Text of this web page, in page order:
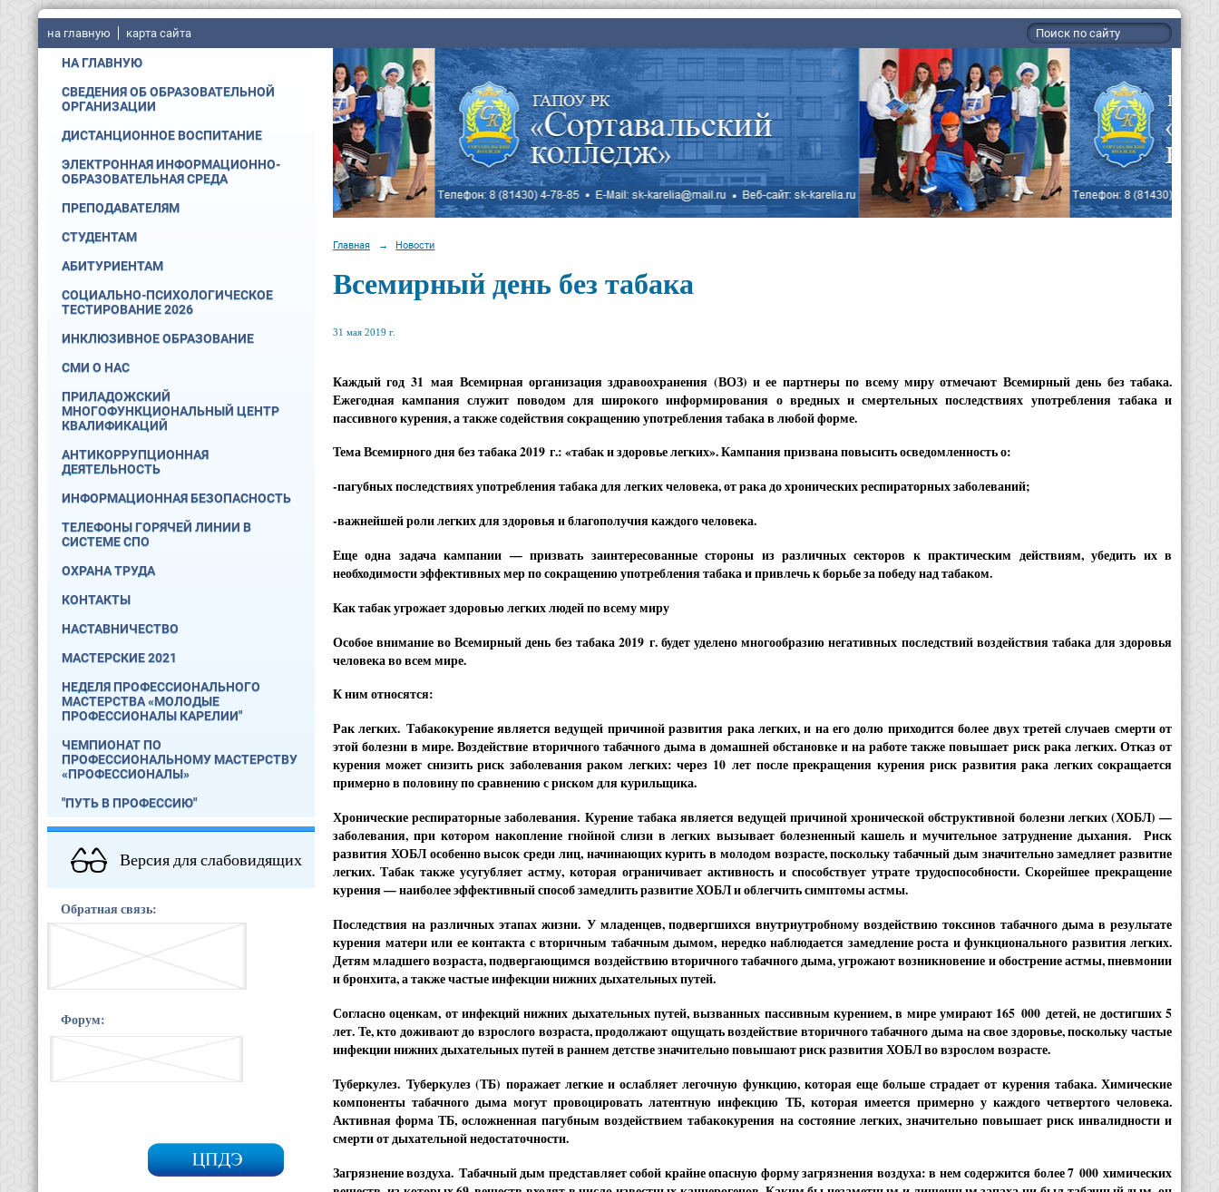
на главную карта сайта
НА ГЛАВНУЮ
СВЕДЕНИЯ ОБ ОБРАЗОВАТЕЛЬНОЙ
ОРГАНИЗАЦИИ
ДИСТАНЦИОННОЕ ВОСПИТАНИЕ
ЭЛЕКТРОННАЯ ИНФОРМАЦИОННО-
ОБРАЗОВАТЕЛЬНАЯ СРЕДА
ПРЕПОДАВАТЕЛЯМ
СТУДЕНТАМ
АБИТУРИЕНТАМ
СОЦИАЛЬНО-ПСИХОЛОГИЧЕСКОЕ
ТЕСТИРОВАНИЕ 2026
ИНКЛЮЗИВНОЕ ОБРАЗОВАНИЕ
СМИ О НАС
ПРИЛАДОЖСКИЙ
МНОГОФУНКЦИОНАЛЬНЫЙ ЦЕНТР
КВАЛИФИКАЦИЙ
АНТИКОРРУПЦИОННАЯ
ДЕЯТЕЛЬНОСТЬ
ИНФОРМАЦИОННАЯ БЕЗОПАСНОСТЬ
ТЕЛЕФОНЫ ГОРЯЧЕЙ ЛИНИИ В
СИСТЕМЕ СПО
ОХРАНА ТРУДА
КОНТАКТЫ
НАСТАВНИЧЕСТВО
МАСТЕРСКИЕ 2021
НЕДЕЛЯ ПРОФЕССИОНАЛЬНОГО
МАСТЕРСТВА «МОЛОДЫЕ
ПРОФЕССИОНАЛЫ КАРЕЛИИ"
ЧЕМПИОНАТ ПО
ПРОФЕССИОНАЛЬНОМУ МАСТЕРСТВУ
«ПРОФЕССИОНАЛЫ»
"ПУТЬ В ПРОФЕССИЮ"
Версия для слабовидящих
Обратная связь:
Форум:
Главная → Новости
Всемирный день без табака
31 мая 2019 г.
Каждый год 31 мая Всемирная организация здравоохранения (ВОЗ) и ее партнеры по всему миру отмечают Всемирный день без табака.
Ежегодная кампания служит поводом для широкого информирования о вредных и смертельных последствиях употребления табака и
пассивного курения, а также содействия сокращению употребления табака в любой форме.
Тема Всемирного дня без табака 2019 г.: «табак и здоровье легких». Кампания призвана повысить осведомленность о:
-пагубных последствиях употребления табака для легких человека, от рака до хронических респираторных заболеваний;
-важнейшей роли легких для здоровья и благополучия каждого человека.
Еще одна задача кампании — призвать заинтересованные стороны из различных секторов к практическим действиям, убедить их в
необходимости эффективных мер по сокращению употребления табака и привлечь к борьбе за победу над табаком.
Как табак угрожает здоровью легких людей по всему миру
Особое внимание во Всемирный день без табака 2019 г. будет уделено многообразию негативных последствий воздействия табака для здоровья
человека во всем мире.
К ним относятся:
Рак легких. Табакокурение является ведущей причиной развития рака легких, и на его долю приходится более двух третей случаев смерти от
этой болезни в мире. Воздействие вторичного табачного дыма в домашней обстановке и на работе также повышает риск рака легких. Отказ от
курения может снизить риск заболевания раком легких: через 10 лет после прекращения курения риск развития рака легких сокращается
примерно в половину по сравнению с риском для курильщика.
Хронические респираторные заболевания. Курение табака является ведущей причиной хронической обструктивной болезни легких (ХОБЛ) —
заболевания, при котором накопление гнойной слизи в легких вызывает болезненный кашель и мучительное затруднение дыхания. Риск
развития ХОБЛ особенно высок среди лиц, начинающих курить в молодом возрасте, поскольку табачный дым значительно замедляет развитие
легких. Табак также усугубляет астму, которая ограничивает активность и способствует утрате трудоспособности. Скорейшее прекращение
курения — наиболее эффективный способ замедлить развитие ХОБЛ и облегчить симптомы астмы.
Последствия на различных этапах жизни. У младенцев, подвергшихся внутриутробному воздействию токсинов табачного дыма в результате
курения матери или ее контакта с вторичным табачным дымом, нередко наблюдается замедление роста и функционального развития легких.
Детям младшего возраста, подвергающимся воздействию вторичного табачного дыма, угрожают возникновение и обострение астмы, пневмонии
и бронхита, а также частые инфекции нижних дыхательных путей.
Согласно оценкам, от инфекций нижних дыхательных путей, вызванных пассивным курением, в мире умирают 165 000 детей, не достигших 5
лет. Те, кто доживают до взрослого возраста, продолжают ощущать воздействие вторичного табачного дыма на свое здоровье, поскольку частые
инфекции нижних дыхательных путей в раннем детстве значительно повышают риск развития ХОБЛ во взрослом возрасте.
Туберкулез. Туберкулез (ТБ) поражает легкие и ослабляет легочную функцию, которая еще больше страдает от курения табака. Химические
компоненты табачного дыма могут провоцировать латентную инфекцию ТБ, которая имеется примерно у каждого четвертого человека.
Активная форма ТБ, осложненная пагубным воздействием табакокурения на состояние легких, значительно повышает риск инвалидности и
смерти от дыхательной недостаточности.
Загрязнение воздуха. Табачный дым представляет собой крайне опасную форму загрязнения воздуха: в нем содержится более 7 000 химических